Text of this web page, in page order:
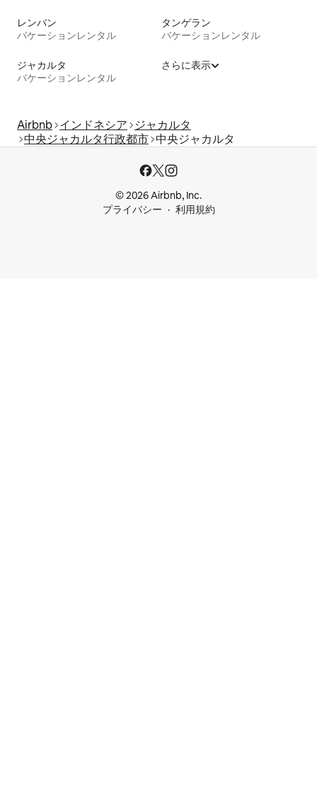
レンバン
バケーションレンタル
タンゲラン
バケーションレンタル
ジャカルタ
バケーションレンタル
さらに表示
Airbnb インドネシア
ジャカルタ
中央ジャカルタ行政都市 中央ジャカルタ
© 2026 Airbnb, Inc.
プライバシー
利用規約